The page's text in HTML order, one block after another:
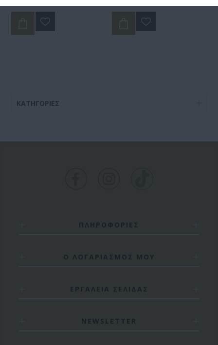
ΚΑΤΗΓΟΡΊΕΣ
ΠΛΗΡΟΦΟΡΙΕΣ
Ο ΛΟΓΑΡΙΑΣΜΟΣ ΜΟΥ
ΕΡΓΑΛΕΙΑ ΣΕΛΙΔΑΣ
NEWSLETTER